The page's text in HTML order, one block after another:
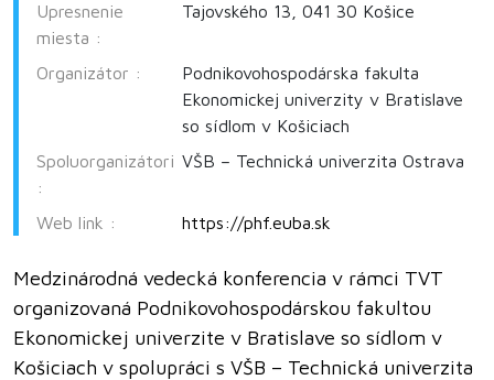
Upresnenie
miesta :
Tajovského 13, 041 30 Košice
Organizátor :
Podnikovohospodárska fakulta
Ekonomickej univerzity v Bratislave
so sídlom v Košiciach
Spoluorganizátori
:
VŠB – Technická univerzita Ostrava
Web link : https://phf.euba.sk
Medzinárodná vedecká konferencia v rámci TVT
organizovaná Podnikovohospodárskou fakultou
Ekonomickej univerzite v Bratislave so sídlom v
Košiciach v spolupráci s VŠB – Technická univerzita